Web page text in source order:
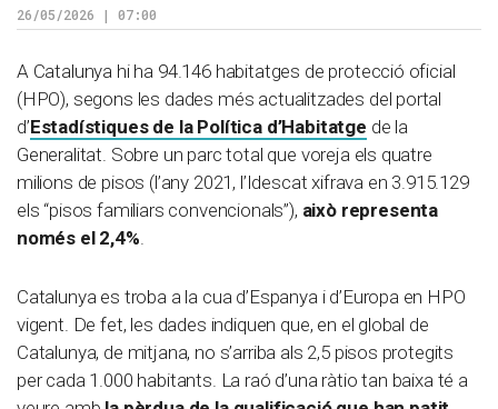
26/05/2026 | 07:00
A Catalunya hi ha 94.146 habitatges de protecció oficial
(HPO), segons les dades més actualitzades del portal
d’Estadístiques de la Política d’Habitatge de la
Generalitat. Sobre un parc total que voreja els quatre
milions de pisos (l’any 2021, l’Idescat xifrava en 3.915.129
els “pisos familiars convencionals”), això representa
només el 2,4%.
Catalunya es troba a la cua d’Espanya i d’Europa en HPO
vigent. De fet, les dades indiquen que, en el global de
Catalunya, de mitjana, no s’arriba als 2,5 pisos protegits
per cada 1.000 habitants. La raó d’una ràtio tan baixa té a